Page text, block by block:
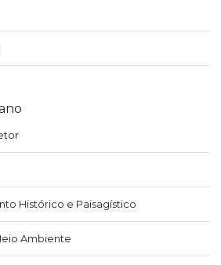
Histórico e Paisagístico
Ambiente